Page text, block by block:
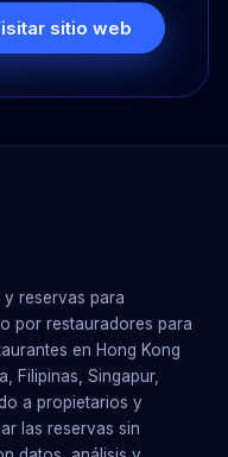
sitio web
reservas para
por restauradores para
en Hong Kong
Filipinas, Singapur,
a propietarios y
las reservas sin